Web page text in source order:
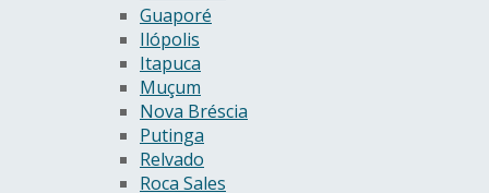
Guaporé
Ilópolis
Itapuca
Muçum
Nova Bréscia
Putinga
Relvado
Roca Sales